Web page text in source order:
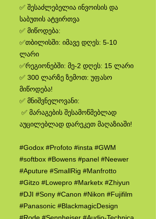
✅ შესაძლებელია ინვოისის და
საბუთის ატვირთვა
✅ მიწოდება:
✅თბილისში: იმავე დღეს: 5-10
ლარი
✅რეგიონებში: მე-2 დღეს: 15 ლარი
✅ 300 ლარზე ზემოთ: უფასო
მიწოდება!
✅ მნიშვნელოვანი:
✅ მარაგების შესამოწმებლად
აუცილებლად დარეკეთ მაღაზიაში!
#Godox #Profoto #insta #GWM
#softbox #Bowens #panel #Neewer
#Aputure #SmallRig #Manfrotto
#Gitzo #Lowepro #Marketx #Zhiyun
#DJI #Sony #Canon #Nikon #Fujifilm
#Panasonic #BlackmagicDesign